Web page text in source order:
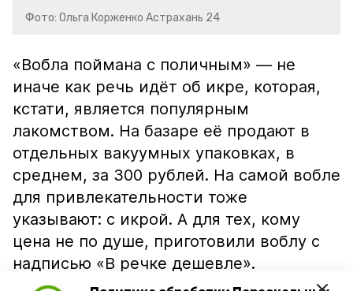
Фото: Ольга Корженко Астрахань 24
«Вобла поймана с поличным» — не
иначе как речь идёт об икре, которая,
кстати, является популярным
лакомством. На базаре её продают в
отдельных вакуумных упаковках, в
среднем, за 300 рублей. На самой вобле
для привлекательности тоже
указывают: с икрой. А для тех, кому
цена не по душе, приготовили воблу с
надписью «В речке дешевле».